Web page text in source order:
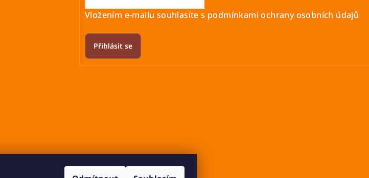
Vložením e-mailu souhlasíte s podmínkami ochrany osobních údajů
Přihlásit se